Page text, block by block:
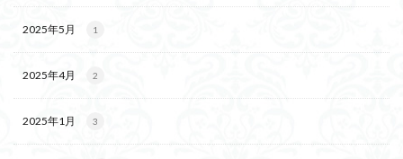
2025年5月 1
2025年4月 2
2025年1月 3